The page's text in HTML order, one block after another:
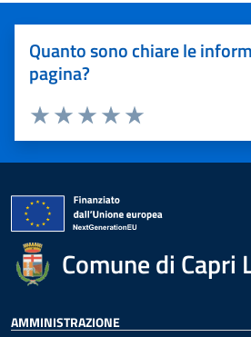
Quanto sono chiare le
pagina?
Valuta 5 stelle su 5
Valuta 4 stelle su 5
Valuta 3 stelle su 5
Valuta 2 stelle su 5
Valuta 1 stelle su 5
Comune di Capri
AMMINISTRAZIONE